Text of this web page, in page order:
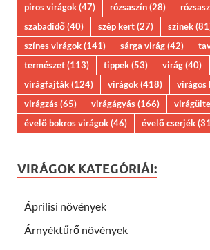
piros virágok(47) rózsaszín(28)
szabadidő(40) szép kert(27) színek
színes virágok(141) sárga virág(42)
természet(113) tippek(53) virág(40)
virágfajták(124) virágok(418) virágos
virágzás(65) virágágyás(166)
évelő bokros virágok(46) évelő cserjék
VIRÁGOK KATEGÓRIÁI:
Áprilisi növények
Árnyéktűrő növények